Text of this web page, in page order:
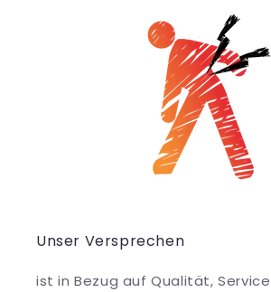
Unser Versprechen
ist in Bezug auf Qualität,